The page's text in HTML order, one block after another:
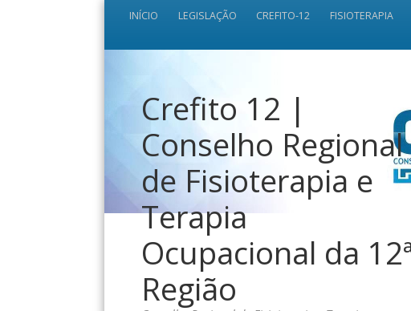
INÍCIO LEGISLAÇÃO CREFITO-12 FISIOTERAPIA
Crefito 12 |
Conselho Regional
de Fisioterapia e
Terapia
Ocupacional da
Região